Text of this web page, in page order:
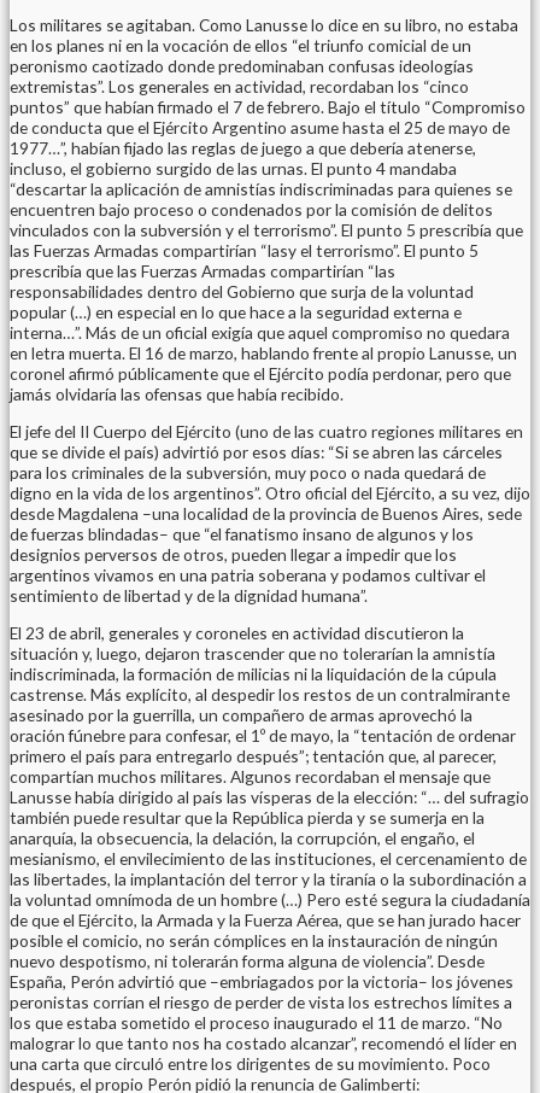
Los militares se agitaban. Como Lanusse lo dice en su libro, no estaba
en los planes ni en la vocación de ellos “el triunfo comicial de un
peronismo caotizado donde predominaban confusas ideologías
extremistas”. Los generales en actividad, recordaban los “cinco
puntos” que habían firmado el 7 de febrero. Bajo el título “Compromiso
de conducta que el Ejército Argentino asume hasta el 25 de mayo de
1977…”, habían fijado las reglas de juego a que debería atenerse,
incluso, el gobierno surgido de las urnas. El punto 4 mandaba
“descartar la aplicación de amnistías indiscriminadas para quienes se
encuentren bajo proceso o condenados por la comisión de delitos
vinculados con la subversión y el terrorismo”. El punto 5 prescribía que
las Fuerzas Armadas compartirían “lasy el terrorismo”. El punto 5
prescribía que las Fuerzas Armadas compartirían “las
responsabilidades dentro del Gobierno que surja de la voluntad
popular (…) en especial en lo que hace a la seguridad externa e
interna…”. Más de un oficial exigía que aquel compromiso no quedara
en letra muerta. El 16 de marzo, hablando frente al propio Lanusse, un
coronel afirmó públicamente que el Ejército podía perdonar, pero que
jamás olvidaría las ofensas que había recibido.
El jefe del II Cuerpo del Ejército (uno de las cuatro regiones militares en
que se divide el país) advirtió por esos días: “Si se abren las cárceles
para los criminales de la subversión, muy poco o nada quedará de
digno en la vida de los argentinos”. Otro oficial del Ejército, a su vez, dijo
desde Magdalena –una localidad de la provincia de Buenos Aires, sede
de fuerzas blindadas– que “el fanatismo insano de algunos y los
designios perversos de otros, pueden llegar a impedir que los
argentinos vivamos en una patria soberana y podamos cultivar el
sentimiento de libertad y de la dignidad humana”.
El 23 de abril, generales y coroneles en actividad discutieron la
situación y, luego, dejaron trascender que no tolerarían la amnistía
indiscriminada, la formación de milicias ni la liquidación de la cúpula
castrense. Más explícito, al despedir los restos de un contralmirante
asesinado por la guerrilla, un compañero de armas aprovechó la
oración fúnebre para confesar, el 1º de mayo, la “tentación de ordenar
primero el país para entregarlo después”; tentación que, al parecer,
compartían muchos militares. Algunos recordaban el mensaje que
Lanusse había dirigido al país las vísperas de la elección: “… del sufragio
también puede resultar que la República pierda y se sumerja en la
anarquía, la obsecuencia, la delación, la corrupción, el engaño, el
mesianismo, el envilecimiento de las instituciones, el cercenamiento de
las libertades, la implantación del terror y la tiranía o la subordinación a
la voluntad omnímoda de un hombre (…) Pero esté segura la ciudadanía
de que el Ejército, la Armada y la Fuerza Aérea, que se han jurado hacer
posible el comicio, no serán cómplices en la instauración de ningún
nuevo despotismo, ni tolerarán forma alguna de violencia”. Desde
España, Perón advirtió que –embriagados por la victoria– los jóvenes
peronistas corrían el riesgo de perder de vista los estrechos límites a
los que estaba sometido el proceso inaugurado el 11 de marzo. “No
malograr lo que tanto nos ha costado alcanzar”, recomendó el líder en
una carta que circuló entre los dirigentes de su movimiento. Poco
después, el propio Perón pidió la renuncia de Galimberti: